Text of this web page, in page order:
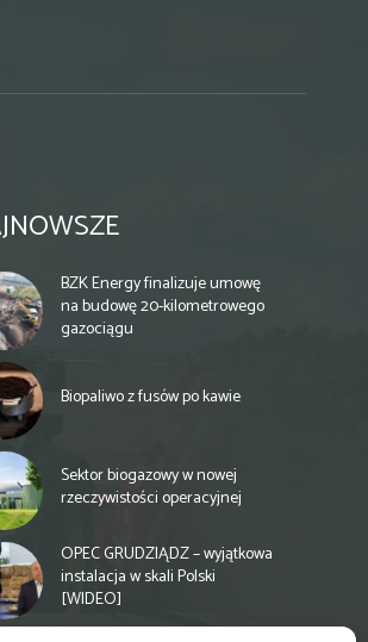
BZK Energy finalizuje umowę
na budowę 20-kilometrowego
gazociągu
Biopaliwo z fusów po kawie
Sektor biogazowy w nowej
rzeczywistości operacyjnej
OPEC GRUDZIĄDZ – wyjątkowa
instalacja w skali Polski
[WIDEO]